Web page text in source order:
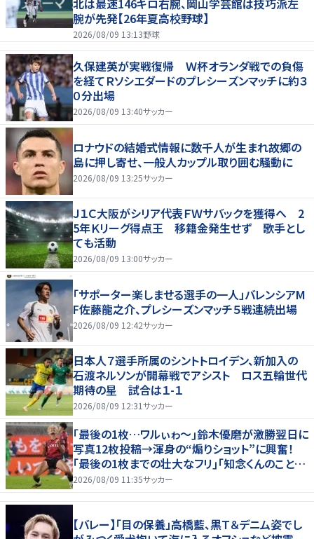
腕が先発【26年夏高校野球】
2026/08/09 13:13野球
久保建英が実戦復帰 Ｗ杯オランダ戦での負傷
を経てＲソシエダードのプレシーズンマッチに約３
０分出場
2026/08/09 13:40サッカー
ロナウドの結婚式情報に数千人が生まれ故郷の
島に押し寄せ、一般人カップル取り囲む騒動に
2026/08/09 13:25サッカー
Ｊ１Ｃ大阪がシリア代表ＦＷサバックを獲得へ 2
5年Ｋリーグ得点王 移籍金発生せず 歌手とし
ても活動
2026/08/09 13:00サッカー
「サポーター楽しませる選手の一人」バレンシアM
F佐藤龍之介、プレシーズンマッチ５戦連続出場
2026/08/09 12:42サッカー
日本人７選手所属のシントトロイデン、新加入の
石渡ネルソンが開幕戦でアシスト ロス五輪世代
期待の星 試合は１-１
2026/08/09 12:31サッカー
｢最後の1枚…ワルぃゎ〜｣鈴木優磨が激勝翌日に
写真12枚投稿→渾身の“煽りショット”に興奮！
｢最後の1枚までの壮大なフリ｣｢知念くんのことど
んだけ好きなんよｗ｣
2026/08/09 11:35サッカー
【バレー】「目の保養」高橋藍、黒Ｔ＆デニム姿でし